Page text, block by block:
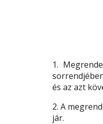
1.
és az azt
2. A
jár.